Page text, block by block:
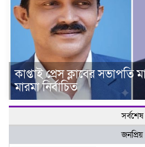
কাপ্তাই প্রেস ক্লাবের
মারমা নির্বাচিত
সর্বশেষ
জনপ্রিয়